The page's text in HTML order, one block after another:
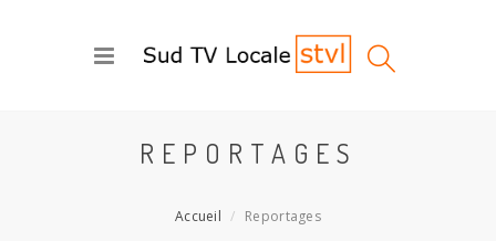
REPORTAGES
Accueil Reportages